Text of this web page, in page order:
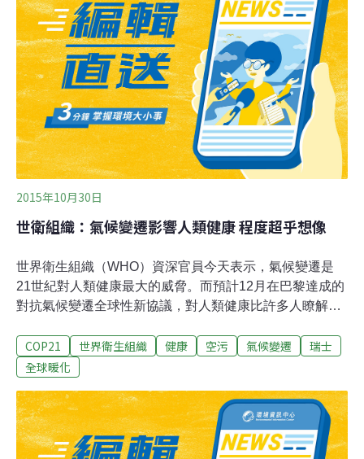
專用區」，輔以陽大的學術能量為後盾，未來的生醫專區
就能夠產學合一。縣府建設處城鄉計畫科長邱程瑋說，搭
乘大眾運輸工具來宜蘭玩的遊客約500萬人次，火車站前
和幾米廣場近年人潮漸增，民眾到宜蘭來需要更多元的服
務，而西臨林森路、南接校舍路的後火車站空地，面積近
4萬坪，與幾米廣場只隔一條鐵道，縣府一直希望能活化
利用，打造「健康休閒產業園區」。邱程瑋表示，「健康
休閒產業園區」聯外交通方便，旁邊又緊鄰陽大附醫
2015年10月30日
世衛組織：氣候變遷影響人類健康 程度超乎想像
世界衛生組織（WHO）資深官員今天表示，氣候變遷是
21世紀對人類健康最大的威脅。而預計12月在巴黎達成的
對抗氣候變遷全球性新協議，對人類健康比許多人瞭解的
Neira）指出，除了直接構成的衝擊外，熱浪和洪水等災害
會增加傳染病散播的風險，城市空汙則會導致肺癌和中風
計，空污每年造成700萬人死亡，氣溫上升使得空氣污染
日趨嚴重，尤其是城市地區。
COP21 世界衛生組織 健康 空污 氣候變遷
瑞士
全球暖化